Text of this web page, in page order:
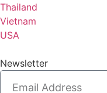
Thailand
Vietnam
USA
Newsletter